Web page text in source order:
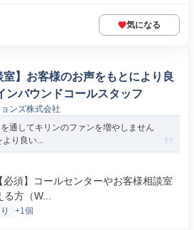
気になる
】お客様のお声をもとにより良
ンバウンドコールスタッフ
ンズ株式会社
通してキリンのファンを増やしません
り良い...
須】コールセンターやお客様相談室
方（W...
+1個